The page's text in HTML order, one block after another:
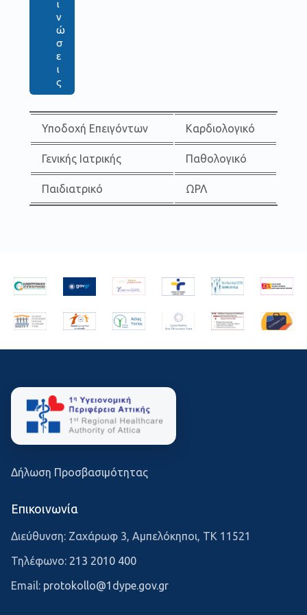
ι
ν
ώ
σ
ε
ι
ς
Υποδοχή Επειγόντων Καρδιολογικό
Γενικής Ιατρικής Παθολογικό
Παιδιατρικό ΩΡΛ
Δήλωση Προσβασιμότητας
Επικοινωνία
Διεύθυνση: Ζαχάρωφ 3, Αμπελόκηποι, ΤΚ 11521
Τηλέφωνο: 213 2010 400
Email: protokollo@1dype.gov.gr